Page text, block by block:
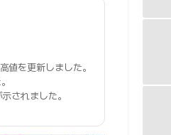
値を更新しました。
されました。